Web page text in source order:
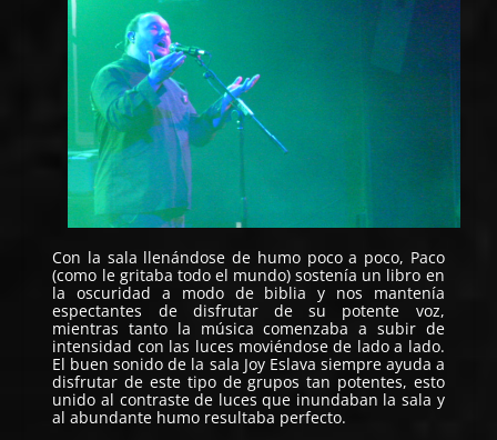
Con la sala llenándose de humo poco a poco, Paco
(como le gritaba todo el mundo) sostenía un libro en
la oscuridad a modo de biblia y nos mantenía
espectantes de disfrutar de su potente voz,
mientras tanto la música comenzaba a subir de
intensidad con las luces moviéndose de lado a lado.
El buen sonido de la sala Joy Eslava siempre ayuda a
disfrutar de este tipo de grupos tan potentes, esto
unido al contraste de luces que inundaban la sala y
al abundante humo resultaba perfecto.